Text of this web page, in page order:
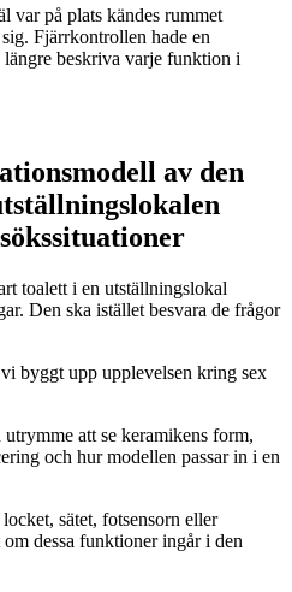
var på plats kändes rummet
Fjärrkontrollen hade en
beskriva varje funktion i
av den
toalett i en utställningslokal
Den ska istället besvara de frågor
byggt upp upplevelsen kring sex
utrymme att se keramikens form,
och hur modellen passar in i en
sätet, fotsensorn eller
dessa funktioner ingår i den